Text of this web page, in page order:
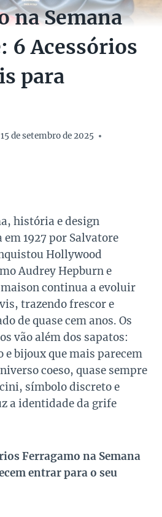
na Semana
6 Acessórios
para
15 de setembro de 2025
história e design
1927 por Salvatore
Hollywood
Audrey Hepburn e
continua a evoluir
trazendo frescor e
de quase cem anos. Os
vão além dos sapatos:
bijoux que mais parecem
coeso, quase sempre
símbolo discreto e
a identidade da grife
Ferragamo na Semana
entrar para o seu